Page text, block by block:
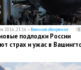
2016, 23:16 —Военное обозрение
подлодки России
страх и ужас в